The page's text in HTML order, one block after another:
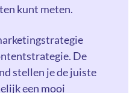
kunt meten.
De
stellen je de juiste
een mooi